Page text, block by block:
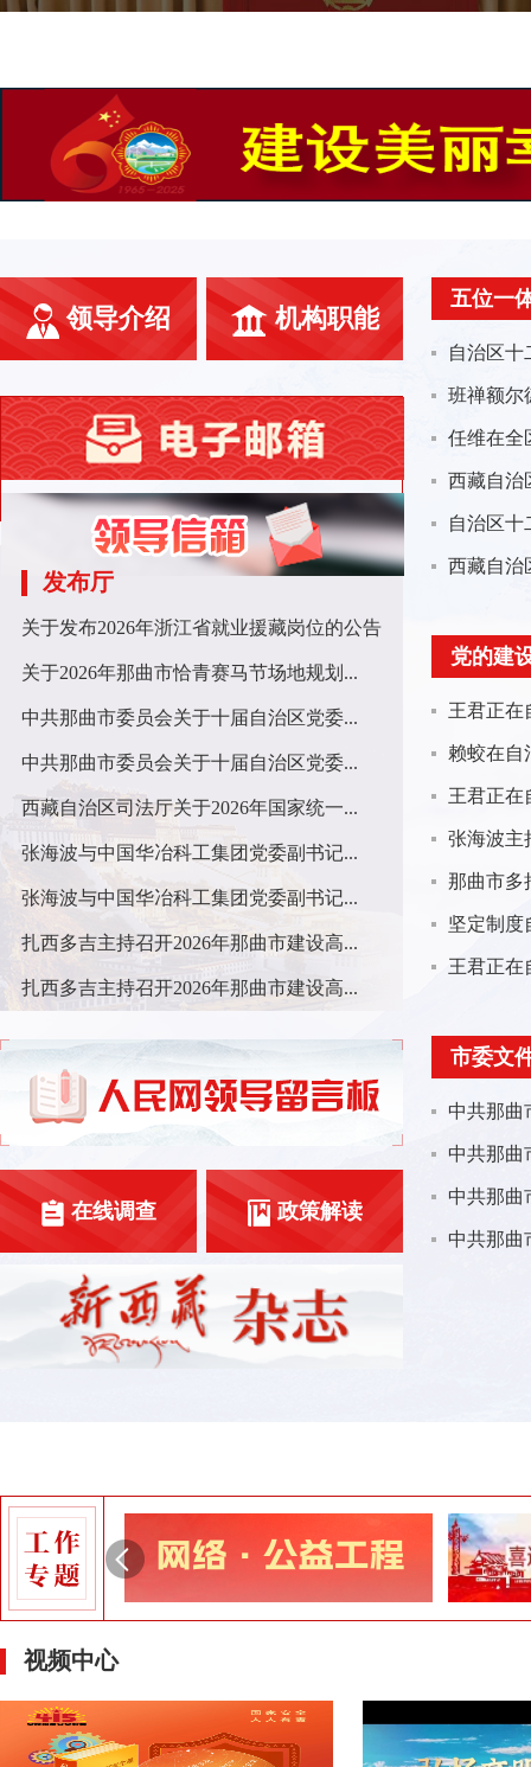
领导介绍 机构职能
发布厅
关于发布2026年浙江省就业援藏岗位的公告
关于2026年那曲市恰青赛马节场地规划...
中共那曲市委员会关于十届自治区党委...
中共那曲市委员会关于十届自治区党委...
西藏自治区司法厅关于2026年国家统一...
张海波与中国华冶科工集团党委副书记...
张海波与中国华冶科工集团党委副书记...
扎西多吉主持召开2026年那曲市建设高...
扎西多吉主持召开2026年那曲市建设高...
在线调查 政策解读
五位一
自治区十
班禅额尔
自治区十
党的建
市委文
中共那曲
中共那曲
中共那曲
视频中心